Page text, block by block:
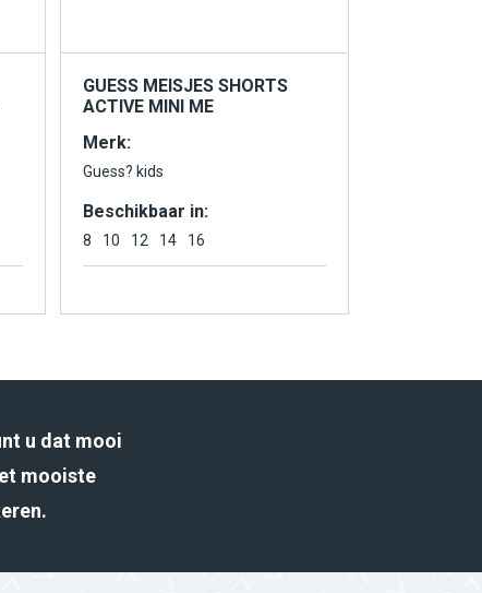
GUESS MEISJES SHORTS
ACTIVE MINI ME
Merk:
Guess? kids
Beschikbaar in:
8 10 12 14 16
u dat mooi
mooiste